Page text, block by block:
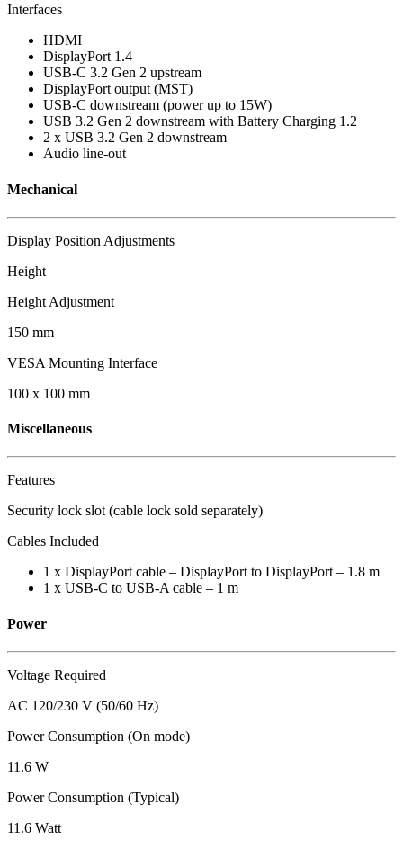
Interfaces
HDMI
DisplayPort 1.4
USB-C 3.2 Gen 2 upstream
DisplayPort output (MST)
USB-C downstream (power up to 15W)
USB 3.2 Gen 2 downstream with Battery Charging 1.2
2 x USB 3.2 Gen 2 downstream
Audio line-out
Mechanical
Display Position Adjustments
Height
Height Adjustment
150 mm
VESA Mounting Interface
100 x 100 mm
Miscellaneous
Features
Security lock slot (cable lock sold separately)
Cables Included
1 x DisplayPort cable – DisplayPort to DisplayPort – 1.8 m
1 x USB-C to USB-A cable – 1 m
Power
Voltage Required
AC 120/230 V (50/60 Hz)
Power Consumption (On mode)
11.6 W
Power Consumption (Typical)
11.6 Watt